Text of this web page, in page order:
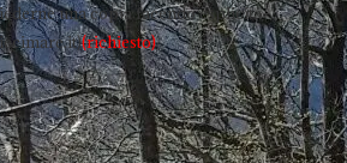
una copia facendo esplicita
(richiesto)